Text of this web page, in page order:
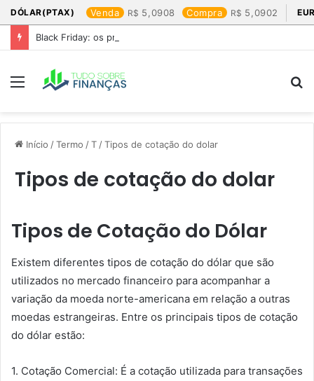
DÓLAR(PTAX) Venda 5,0908 Compra 5,0902
Black Friday: os produtos que mais valem a pena
Menu
Início /Termo /T /Tipos de cotação do dolar​
Tipos de cotação do dolar​
Tipos de Cotação do Dólar
Existem diferentes tipos de cotação do dólar que são
utilizados no mercado financeiro para acompanhar a
variação da moeda norte-americana em relação a outras
moedas estrangeiras. Entre os principais tipos de cotação
do dólar estão:
1. Cotação Comercial: É a cotação utilizada para transações